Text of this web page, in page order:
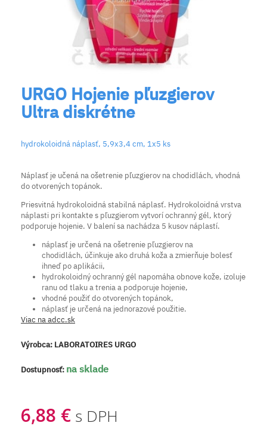
URGO Hojenie pľuzgierov
Ultra diskrétne
hydrokoloidná náplasť, 5,9x3,4 cm, 1x5 ks
Náplasť je učená na ošetrenie pľuzgierov na chodidlách, vhodná
do otvorených topánok.
Priesvitná hydrokoloidná stabilná náplasť. Hydrokoloidná vrstva
náplasti pri kontakte s pľuzgierom vytvorí ochranný gél, ktorý
podporuje hojenie. V balení sa nachádza 5 kusov náplastí.
náplasť je určená na ošetrenie pľuzgierov na
chodidlách, účinkuje ako druhá koža a zmierňuje bolesť
ihneď po aplikácii,
hydrokoloidný ochranný gél napomáha obnove kože, izoluje
ranu od tlaku a trenia a podporuje hojenie,
vhodné použiť do otvorených topánok,
náplasť je určená na jednorazové použitie.
Viac na adcc.sk
Výrobca: LABORATOIRES URGO
Dostupnosť: na sklade
6,88 € s DPH